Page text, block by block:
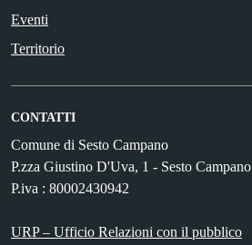
Eventi
Territorio
CONTATTI
Comune di Sesto Campano
P.zza Giustino D'Uva, 1 - Sesto Campano
P.iva : 80002430942
URP – Ufficio Relazioni con il pubblico